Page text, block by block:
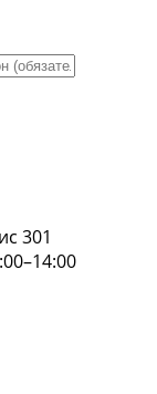
301